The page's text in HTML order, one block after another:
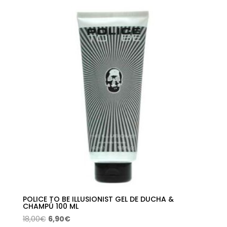
es:
17,64€.
POLICE TO BE ILLUSIONIST GEL DE DUCHA &
CHAMPÚ 100 ML
18,00€ El
6,90€El